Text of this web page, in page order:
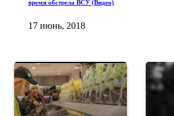
время обстрела ВСУ (Видео)
17 июнь, 2018